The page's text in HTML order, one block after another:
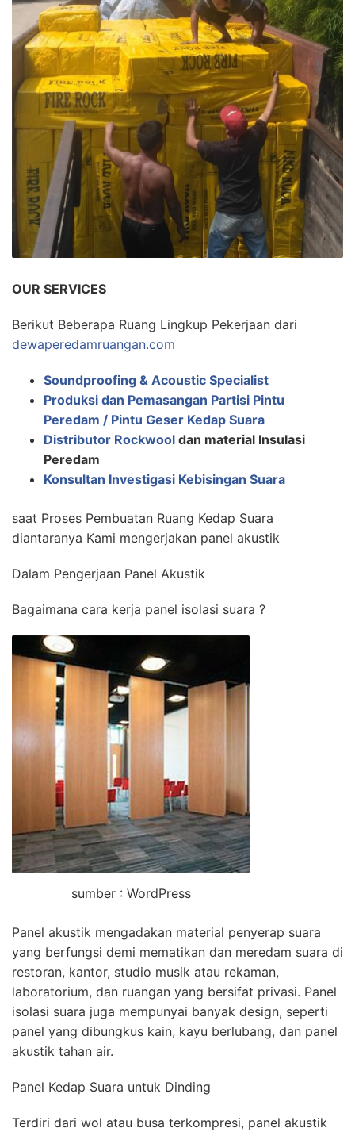
OUR SERVICES
Berikut Beberapa Ruang Lingkup Pekerjaan dari
dewaperedamruangan.com
Soundproofing & Acoustic Specialist
Produksi dan Pemasangan Partisi Pintu
Peredam / Pintu Geser Kedap Suara
Distributor Rockwool dan material Insulasi
Peredam
Konsultan Investigasi Kebisingan Suara
saat Proses Pembuatan Ruang Kedap Suara
diantaranya Kami mengerjakan panel akustik
Dalam Pengerjaan Panel Akustik
Bagaimana cara kerja panel isolasi suara ?
sumber : WordPress
Panel akustik mengadakan material penyerap suara
yang berfungsi demi mematikan dan meredam suara di
restoran, kantor, studio musik atau rekaman,
laboratorium, dan ruangan yang bersifat privasi. Panel
isolasi suara juga mempunyai banyak design, seperti
panel yang dibungkus kain, kayu berlubang, dan panel
akustik tahan air.
Panel Kedap Suara untuk Dinding
Terdiri dari wol atau busa terkompresi, panel akustik